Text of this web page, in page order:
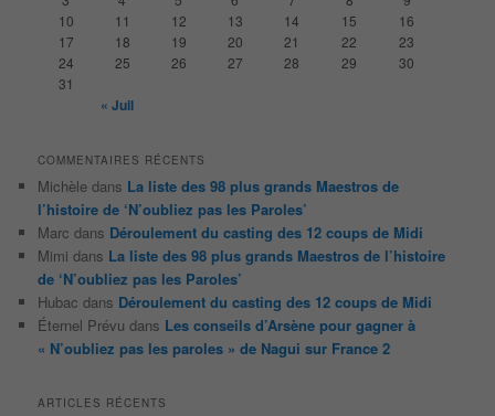
10
11 12 13 14 15
16
17
18 19 20 21 22
23
24
25 26 27 28 29
30
31
« Juil
COMMENTAIRES RÉCENTS
Michèle dans La liste des 98 plus grands Maestros de
l’histoire de ‘N’oubliez pas les Paroles’
Marc dans Déroulement du casting des 12 coups de Midi
Mimi dans La liste des 98 plus grands Maestros de l’histoire
de ‘N’oubliez pas les Paroles’
Hubac dans Déroulement du casting des 12 coups de Midi
Éternel Prévu dans Les conseils d’Arsène pour gagner à
« N’oubliez pas les paroles » de Nagui sur France 2
ARTICLES RÉCENTS